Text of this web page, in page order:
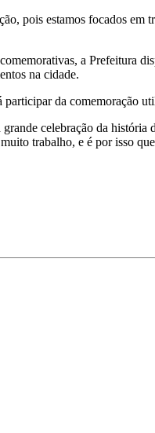
pois estamos focados em
a Prefeitura
na cidade.
da comemoração
celebração da história
trabalho, e é por isso